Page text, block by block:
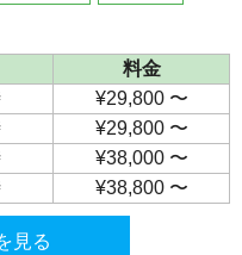
料金
¥29,800 〜
¥29,800 〜
¥38,000 〜
¥38,800 〜
見る